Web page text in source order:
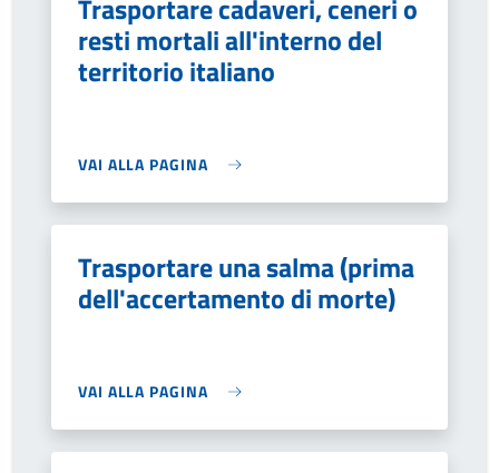
Trasportare cadaveri, ceneri o
resti mortali all'interno del
territorio italiano
VAI ALLA PAGINA
Trasportare una salma (prima
dell'accertamento di morte)
VAI ALLA PAGINA